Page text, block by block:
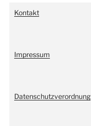
Kontakt
Impressum
Datenschutzverordnung